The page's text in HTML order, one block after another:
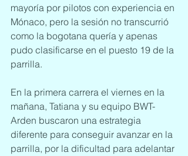
mayoría por pilotos con experiencia en
Mónaco, pero la sesión no transcurrió
como la bogotana quería y apenas
pudo clasificarse en el puesto 19 de la
parrilla.
En la primera carrera el viernes en la
mañana, Tatiana y su equipo BWT-
Arden buscaron una estrategia
diferente para conseguir avanzar en la
parrilla, por la dificultad para adelantar